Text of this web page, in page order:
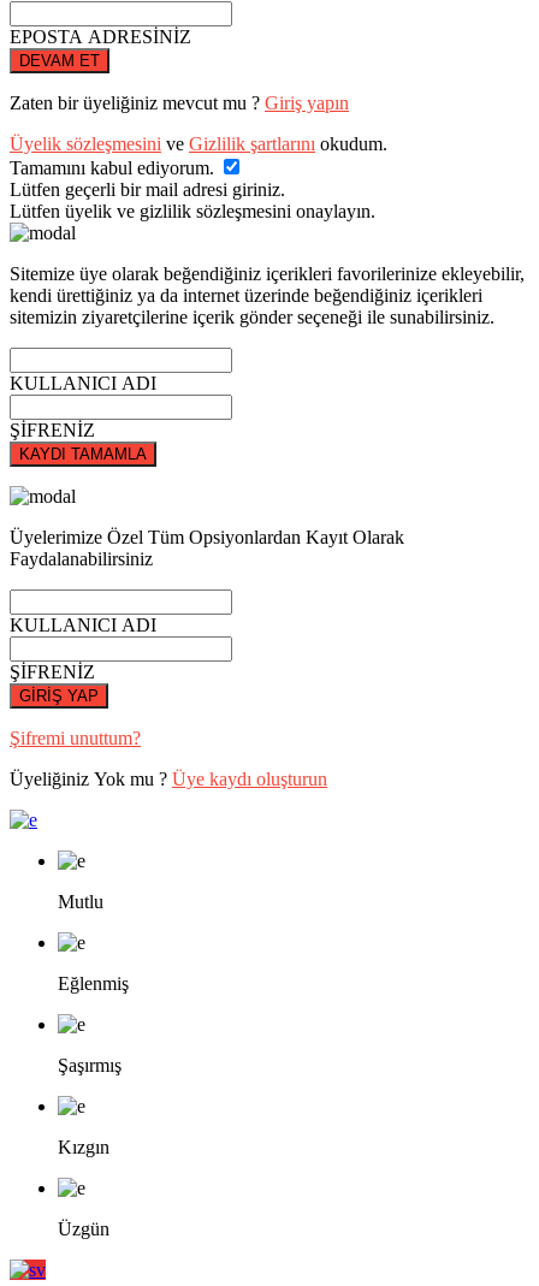
EPOSTA ADRESİNİZ
DEVAM ET
Zaten bir üyeliğiniz mevcut mu ? Giriş yapın
Üyelik sözleşmesini ve Gizlilik şartlarını okudum.
Tamamını kabul ediyorum.
Lütfen geçerli bir mail adresi giriniz.
Lütfen üyelik ve gizlilik sözleşmesini onaylayın.
Sitemize üye olarak beğendiğiniz içerikleri favorilerinize ekleyebilir,
kendi ürettiğiniz ya da internet üzerinde beğendiğiniz içerikleri
sitemizin ziyaretçilerine içerik gönder seçeneği ile sunabilirsiniz.
KULLANICI ADI
ŞİFRENİZ
KAYDI TAMAMLA
Üyelerimize Özel Tüm Opsiyonlardan Kayıt Olarak
Faydalanabilirsiniz
KULLANICI ADI
ŞİFRENİZ
GİRİŞ YAP
Şifremi unuttum?
Üyeliğiniz Yok mu ? Üye kaydı oluşturun
Mutlu
Eğlenmiş
Şaşırmış
Kızgın
Üzgün